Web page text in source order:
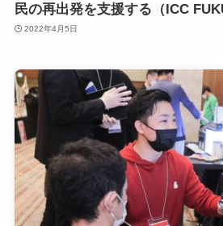
民の再出発を支援する（ICC
2022年4月5日